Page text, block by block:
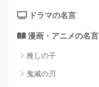
ドラマの名言
漫画・アニメの名言
推しの子
鬼滅の刃